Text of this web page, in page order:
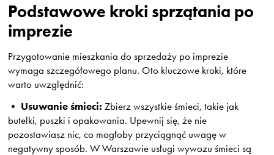
Podstawowe kroki sprzątania po
imprezie
Przygotowanie mieszkania do sprzedaży po imprezie
wymaga szczegółowego planu. Oto kluczowe kroki, które
warto uwzględnić:
• Usuwanie śmieci: Zbierz wszystkie śmieci, takie jak
butelki, puszki i opakowania. Upewnij się, że nie
pozostawiasz nic, co mogłoby przyciągnąć uwagę w
negatywny sposób. W Warszawie usługi wywozu śmieci są